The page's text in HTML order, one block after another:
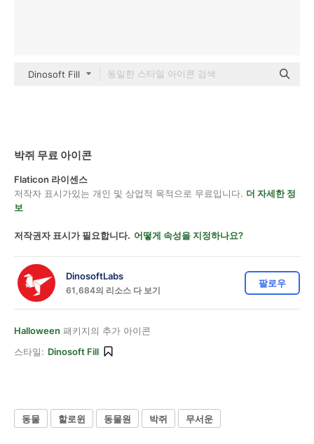
Dinosoft Fill
박쥐 무료 아이콘
Flaticon 라이센스
저작자 표시가있는 개인 및 상업적 목적으로 무료입니다. 더 자세한 정
보
저작권자 표시가 필요합니다. 어떻게 속성을 지정하나요?
DinosoftLabs
61,684의 리소스 다 보기
팔로우
Halloween 패키지의 추가 아이콘
스타일: Dinosoft Fill
동물 할로윈 동물원 박쥐 무서운